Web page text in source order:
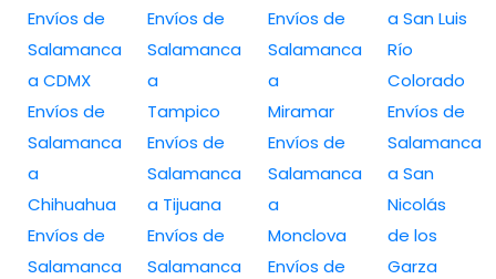
Envíos de
Salamanca
a CDMX
Envíos de
Salamanca
a
Chihuahua
Envíos de
Salamanca
Envíos de
Salamanca
a
Tampico
Envíos de
Salamanca
a Tijuana
Envíos de
Salamanca
Envíos de
Salamanca
a
Miramar
Envíos de
Salamanca
a
Monclova
Envíos de
a San Luis
Río
Colorado
Envíos de
Salamanca
a San
Nicolás
de los
Garza